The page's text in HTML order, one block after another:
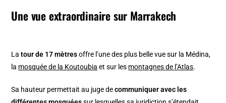
Une vue extraordinaire sur Marrakech
Latour de 17 mètresoffre l’une des plus belle vue sur la Médina,
la mosquée de la Koutoubia et sur les montagnes de l’Atlas.
Sa hauteur permettait au juge decommuniquer avec les